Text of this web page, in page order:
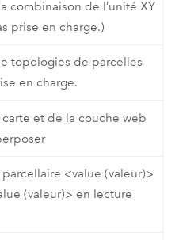
combinaison de l’unité XY
prise en charge.)
topologies de parcelles
en charge.
et de la couche web
<value (valeur)>
(valeur)> en lecture